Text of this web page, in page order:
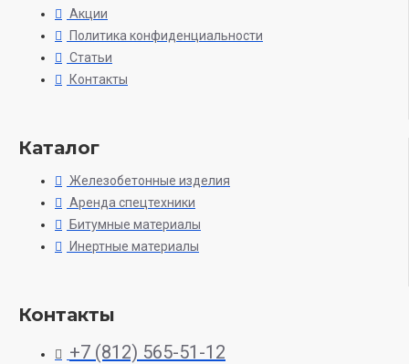
Акции
Политика конфиденциальности
Статьи
Контакты
Каталог
Железобетонные изделия
Аренда спецтехники
Битумные материалы
Инертные материалы
Контакты
+7 (812) 565-51-12